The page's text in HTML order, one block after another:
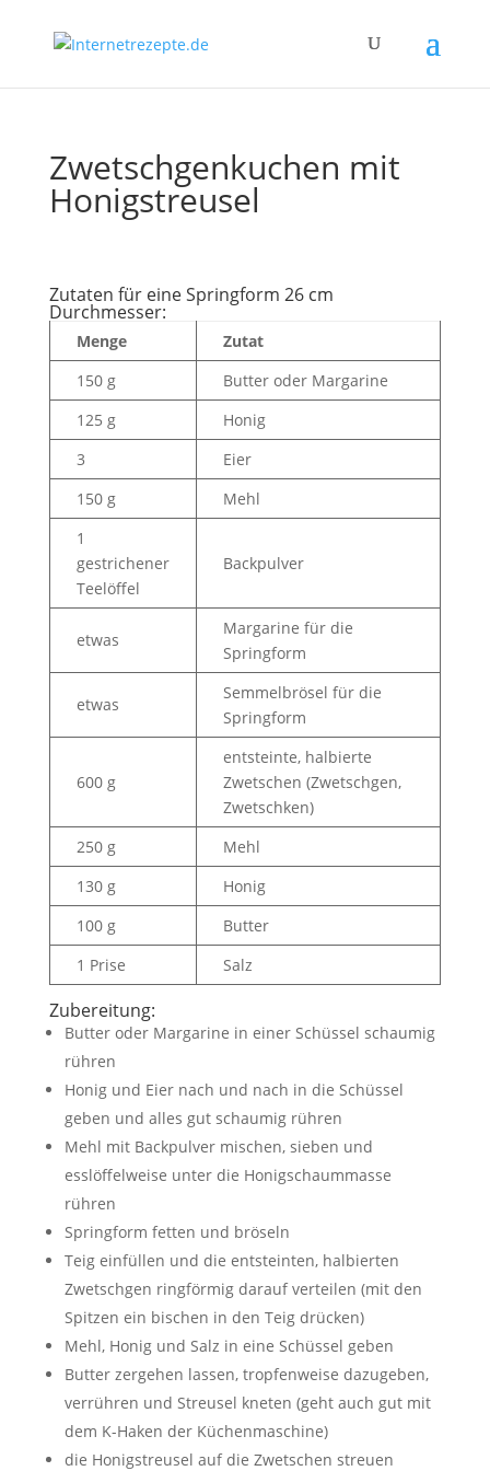
Zwetschgenkuchen mit
Honigstreusel
Zutaten für eine Springform 26 cm
Durchmesser:
Menge
Zutat
150 g
Butter oder Margarine
125 g
Honig
3
Eier
150 g
Mehl
1
gestrichener
Teelöffel
Backpulver
etwas
Margarine für die
Springform
etwas
Semmelbrösel für die
Springform
600 g
entsteinte, halbierte
Zwetschen (Zwetschgen,
Zwetschken)
250 g
Mehl
130 g
Honig
100 g
Butter
1 Prise
Salz
Zubereitung:
Butter oder Margarine in einer Schüssel schaumig
rühren
Honig und Eier nach und nach in die Schüssel
geben und alles gut schaumig rühren
Mehl mit Backpulver mischen, sieben und
esslöffelweise unter die Honigschaummasse
rühren
Springform fetten und bröseln
Teig einfüllen und die entsteinten, halbierten
Zwetschgen ringförmig darauf verteilen (mit den
Spitzen ein bischen in den Teig drücken)
Mehl, Honig und Salz in eine Schüssel geben
Butter zergehen lassen, tropfenweise dazugeben,
verrühren und Streusel kneten (geht auch gut mit
dem K-Haken der Küchenmaschine)
die Honigstreusel auf die Zwetschen streuen